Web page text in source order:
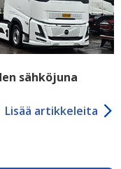
sähköjuna
Lisää artikkeleita